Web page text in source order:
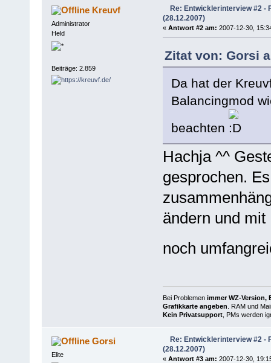
Kreuvf
Administrator
Held
Beiträge: 2.859
Re: Entwicklerinterview #2 -
(28.12.2007)
« Antwort #2 am: 2007-12-30,
Zitat von: Gorsi
Da hat der
Balancingmod
beachten
Hachja ^^
gesprochen.
ändern und
noch
Bei Problemen immer WZ-Version,
Grafikkarte angeben . RAM und
Kein Privatsupport, PMs werden
Gorsi
Elite
Re: Entwicklerinterview #2 -
(28.12.2007)
« Antwort #3 am: 2007-12-30,